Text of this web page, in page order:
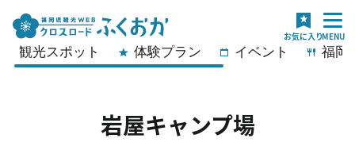
観光スポット 体験プラン イベント 福岡
岩屋キャンプ場